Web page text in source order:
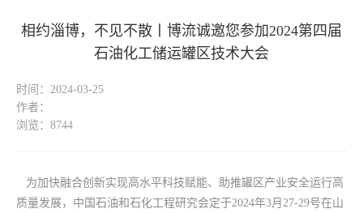
相约淄博，不见不散丨博流诚邀您参加2024第四届
石油化工储运罐区技术大会
时间：2024-03-25
作者：
浏览：8744
为加快融合创新实现高水平科技赋能、助推罐区产业安全运行高
质量发展，中国石油和石化工程研究会定于2024年3月27-29号在山